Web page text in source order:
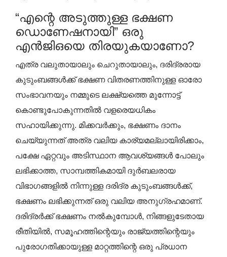
“എന്റെ അടുത്തുള്ള ഭക്ഷണ
ഡൊണേഷനായി” ഒരു
എൻ‌ജി‌ഒയെ തിരയുകയാണോ?
എത്ര വലുതായാലും ചെറുതായാലും, ദരിദ്രരായ
കുടുംബങ്ങൾക്ക് ഭക്ഷണ വിതരണത്തിനുള്ള ഓരോ
സംഭാവനയും നമ്മുടെ ലക്ഷ്യത്തെ മുന്നോട്ട്
കൊണ്ടുപോകുന്നതിൽ വളരെയധികം
സഹായിക്കുന്നു. മിക്കവർക്കും, ഭക്ഷണം ദാനം
ചെയ്യുന്നത് അത്ര വലിയ കാര്യമല്ലായിരിക്കാം,
പക്ഷേ ഏറ്റവും അടിസ്ഥാന ആവശ്യങ്ങൾ പോലും
ലഭിക്കാത്ത, സാമ്പത്തികമായി ദുർബലരായ
വിഭാഗങ്ങളിൽ നിന്നുള്ള ദരിദ്ര കുടുംബങ്ങൾക്ക്,
ഭക്ഷണം ലഭിക്കുന്നത് ഒരു വലിയ അനുഗ്രഹമാണ്.
ദരിദ്രർക്ക് ഭക്ഷണം നൽകുമ്പോൾ, നിങ്ങളുടേതായ
രീതിയിൽ, സമൂഹത്തിന്റെയും രാജ്യത്തിന്റെയും
പുരോഗതിക്കായുള്ള മാറ്റത്തിന്റെ ഒരു പ്രധാന